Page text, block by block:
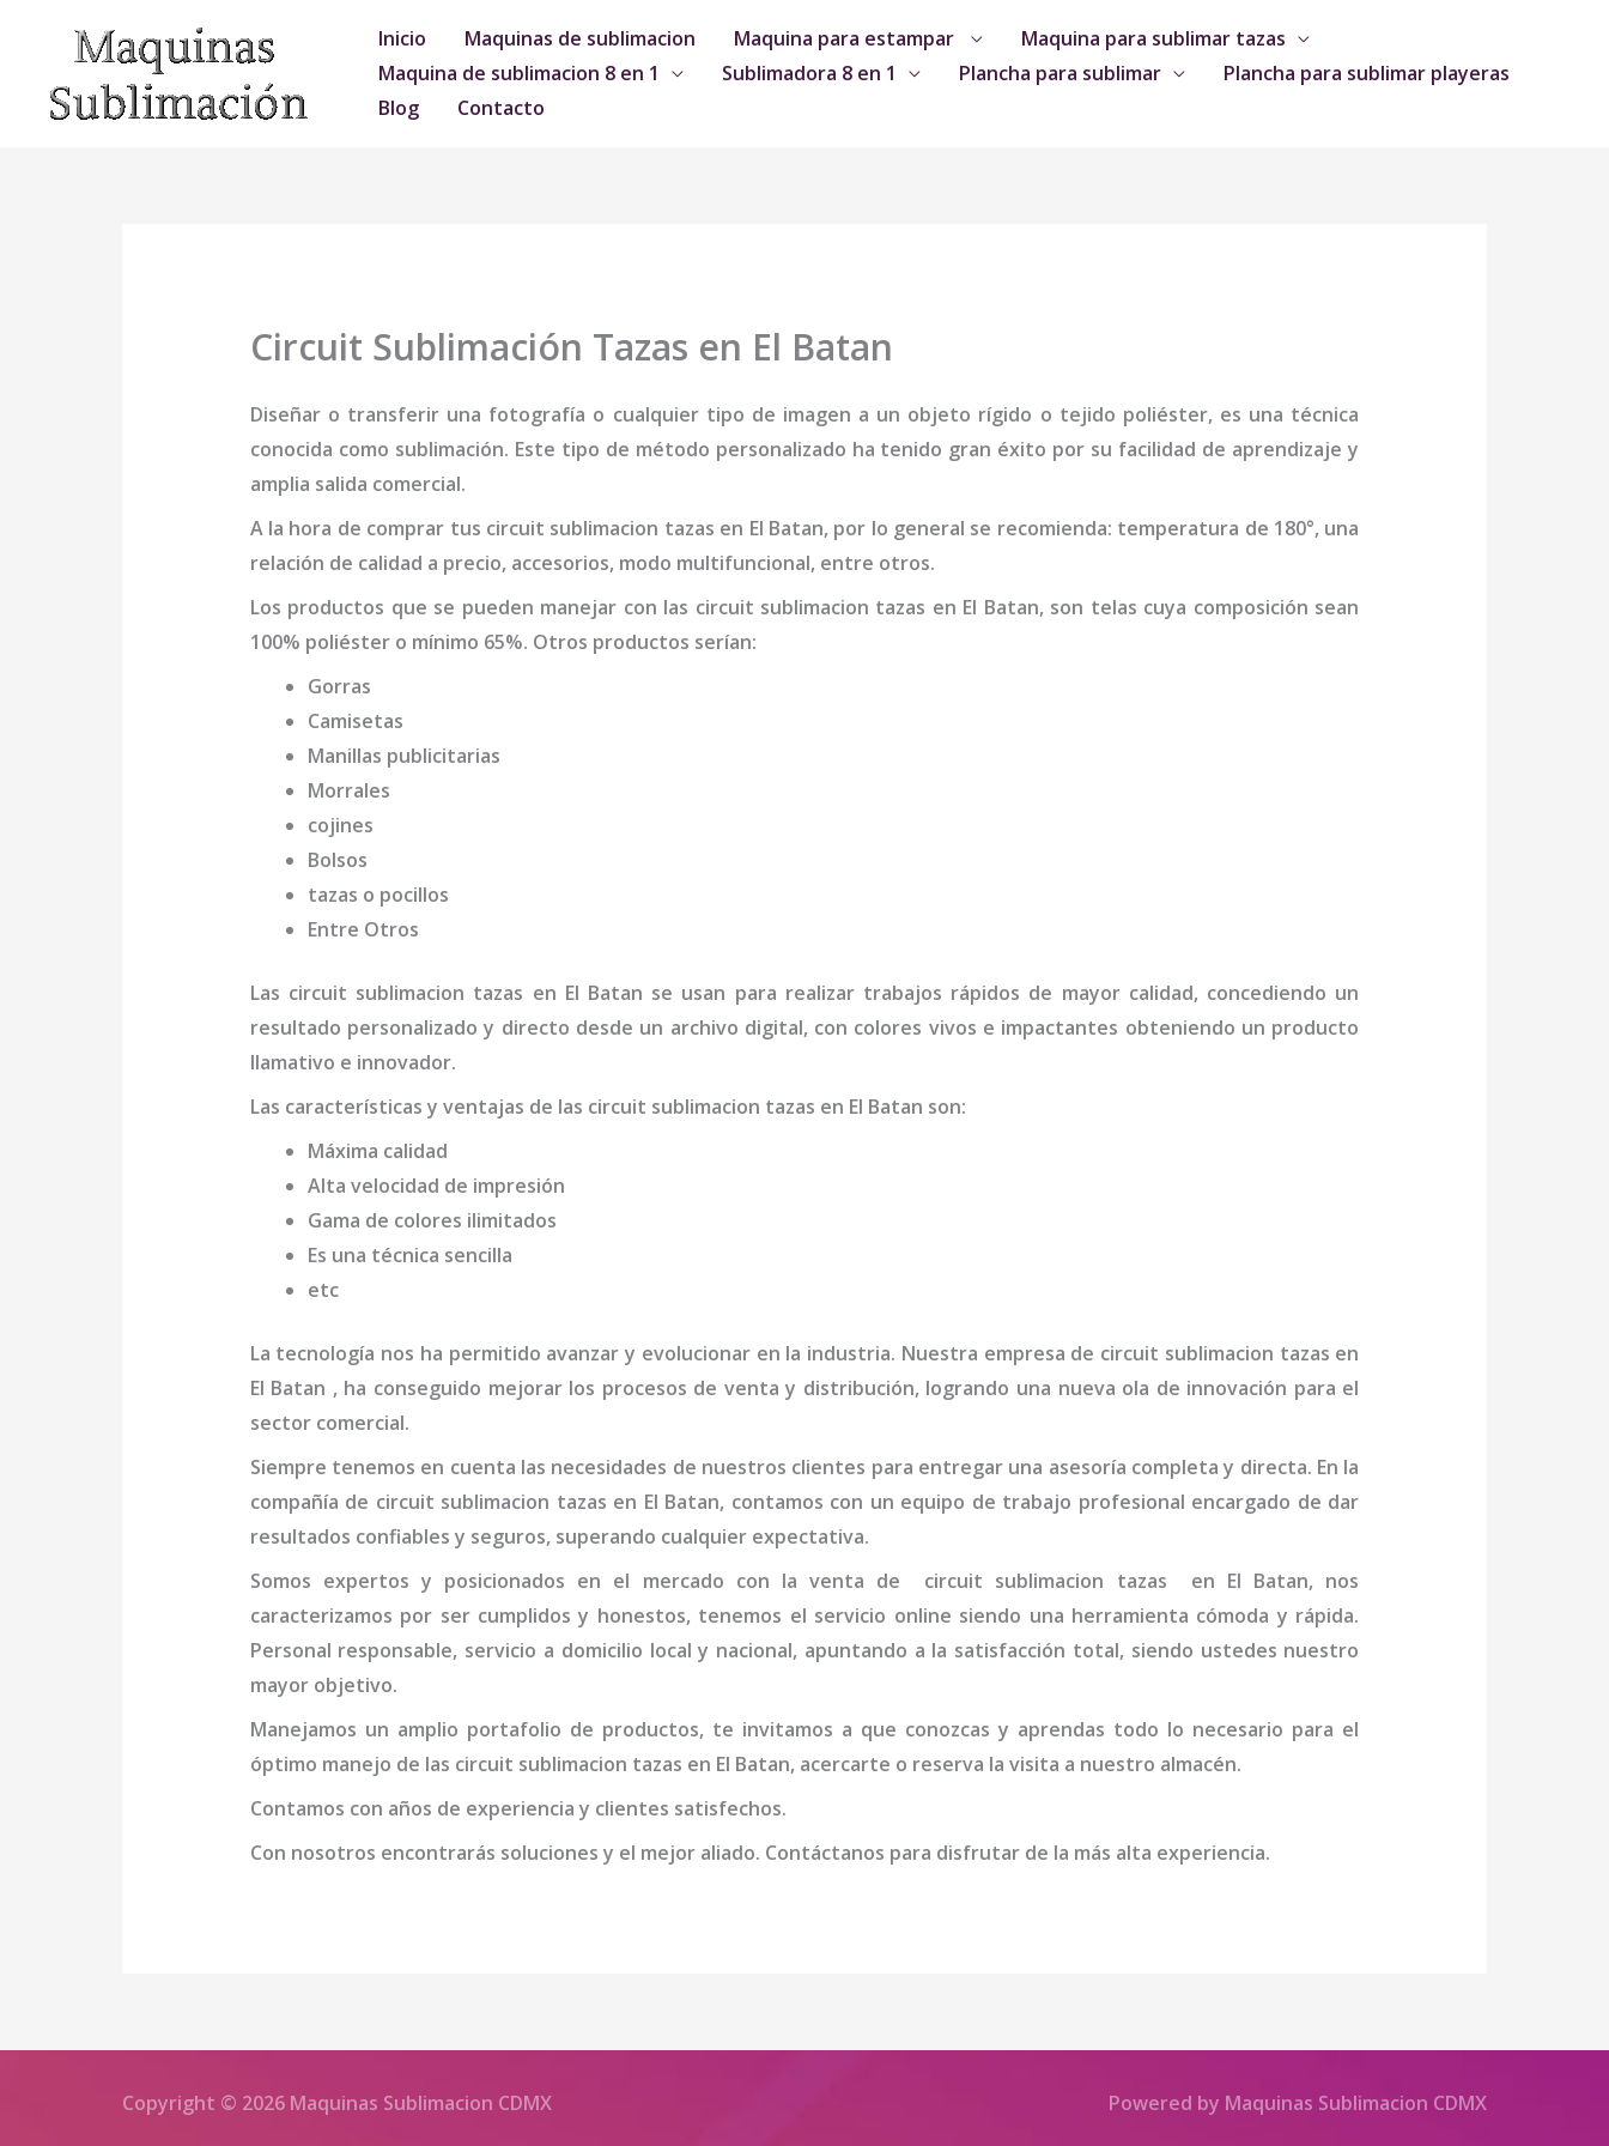
contenido
Inicio Maquinas de sublimacion Maquina para estampar
Maquina para sublimar tazas
Maquina de sublimacion 8 en 1
Sublimadora 8 en 1 Plancha para sublimar
Plancha para sublimar playeras
Blog
Contacto
Circuit Sublimación Tazas en El Batan
Diseñar o transferir una fotografía o cualquier tipo de imagen a un objeto rígido o tejido poliéster, es una técnica
conocida como sublimación. Este tipo de método personalizado ha tenido gran éxito por su facilidad de aprendizaje y
amplia salida comercial.
A la hora de comprar tus circuit sublimacion tazas en El Batan, por lo general se recomienda: temperatura de 180°, una
relación de calidad a precio, accesorios, modo multifuncional, entre otros.
Los productos que se pueden manejar con las circuit sublimacion tazas en El Batan, son telas cuya composición sean
100% poliéster o mínimo 65%. Otros productos serían:
Gorras
Camisetas
Manillas publicitarias
Morrales
cojines
Bolsos
tazas o pocillos
Entre Otros
Las circuit sublimacion tazas en El Batan se usan para realizar trabajos rápidos de mayor calidad, concediendo un
resultado personalizado y directo desde un archivo digital, con colores vivos e impactantes obteniendo un producto
llamativo e innovador.
Las características y ventajas de las circuit sublimacion tazas en El Batan son:
Máxima calidad
Alta velocidad de impresión
Gama de colores ilimitados
Es una técnica sencilla
etc
La tecnología nos ha permitido avanzar y evolucionar en la industria. Nuestra empresa de circuit sublimacion tazas en
El Batan , ha conseguido mejorar los procesos de venta y distribución, logrando una nueva ola de innovación para el
sector comercial.
Siempre tenemos en cuenta las necesidades de nuestros clientes para entregar una asesoría completa y directa. En la
compañía de circuit sublimacion tazas en El Batan, contamos con un equipo de trabajo profesional encargado de dar
resultados confiables y seguros, superando cualquier expectativa.
Somos expertos y posicionados en el mercado con la venta de circuit sublimacion tazas en El Batan, nos
caracterizamos por ser cumplidos y honestos, tenemos el servicio online siendo una herramienta cómoda y rápida.
Personal responsable, servicio a domicilio local y nacional, apuntando a la satisfacción total, siendo ustedes nuestro
mayor objetivo.
Manejamos un amplio portafolio de productos, te invitamos a que conozcas y aprendas todo lo necesario para el
óptimo manejo de las circuit sublimacion tazas en El Batan, acercarte o reserva la visita a nuestro almacén.
Contamos con años de experiencia y clientes satisfechos.
Con nosotros encontrarás soluciones y el mejor aliado. Contáctanos para disfrutar de la más alta experiencia.
Copyright © 2026 Maquinas Sublimacion CDMX Powered by Maquinas Sublimacion CDMX